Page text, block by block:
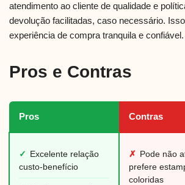
atendimento ao cliente de qualidade e
devolução facilitadas, caso necessário.
experiência de compra tranquila e confiável.
Pros e Contras
Pros Contras
✓
Excelente relação
custo-benefício
✗ Pode não
prefere
coloridas